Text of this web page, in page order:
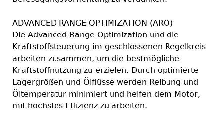
ADVANCED RANGE OPTIMIZATION (ARO)
Die Advanced Range Optimization und die
Kraftstoffsteuerung im geschlossenen Regelkreis
arbeiten zusammen, um die bestmögliche
Kraftstoffnutzung zu erzielen. Durch optimierte
Lagergrößen und Ölflüsse werden Reibung und
Öltemperatur minimiert und helfen dem Motor,
mit höchstes Effizienz zu arbeiten.